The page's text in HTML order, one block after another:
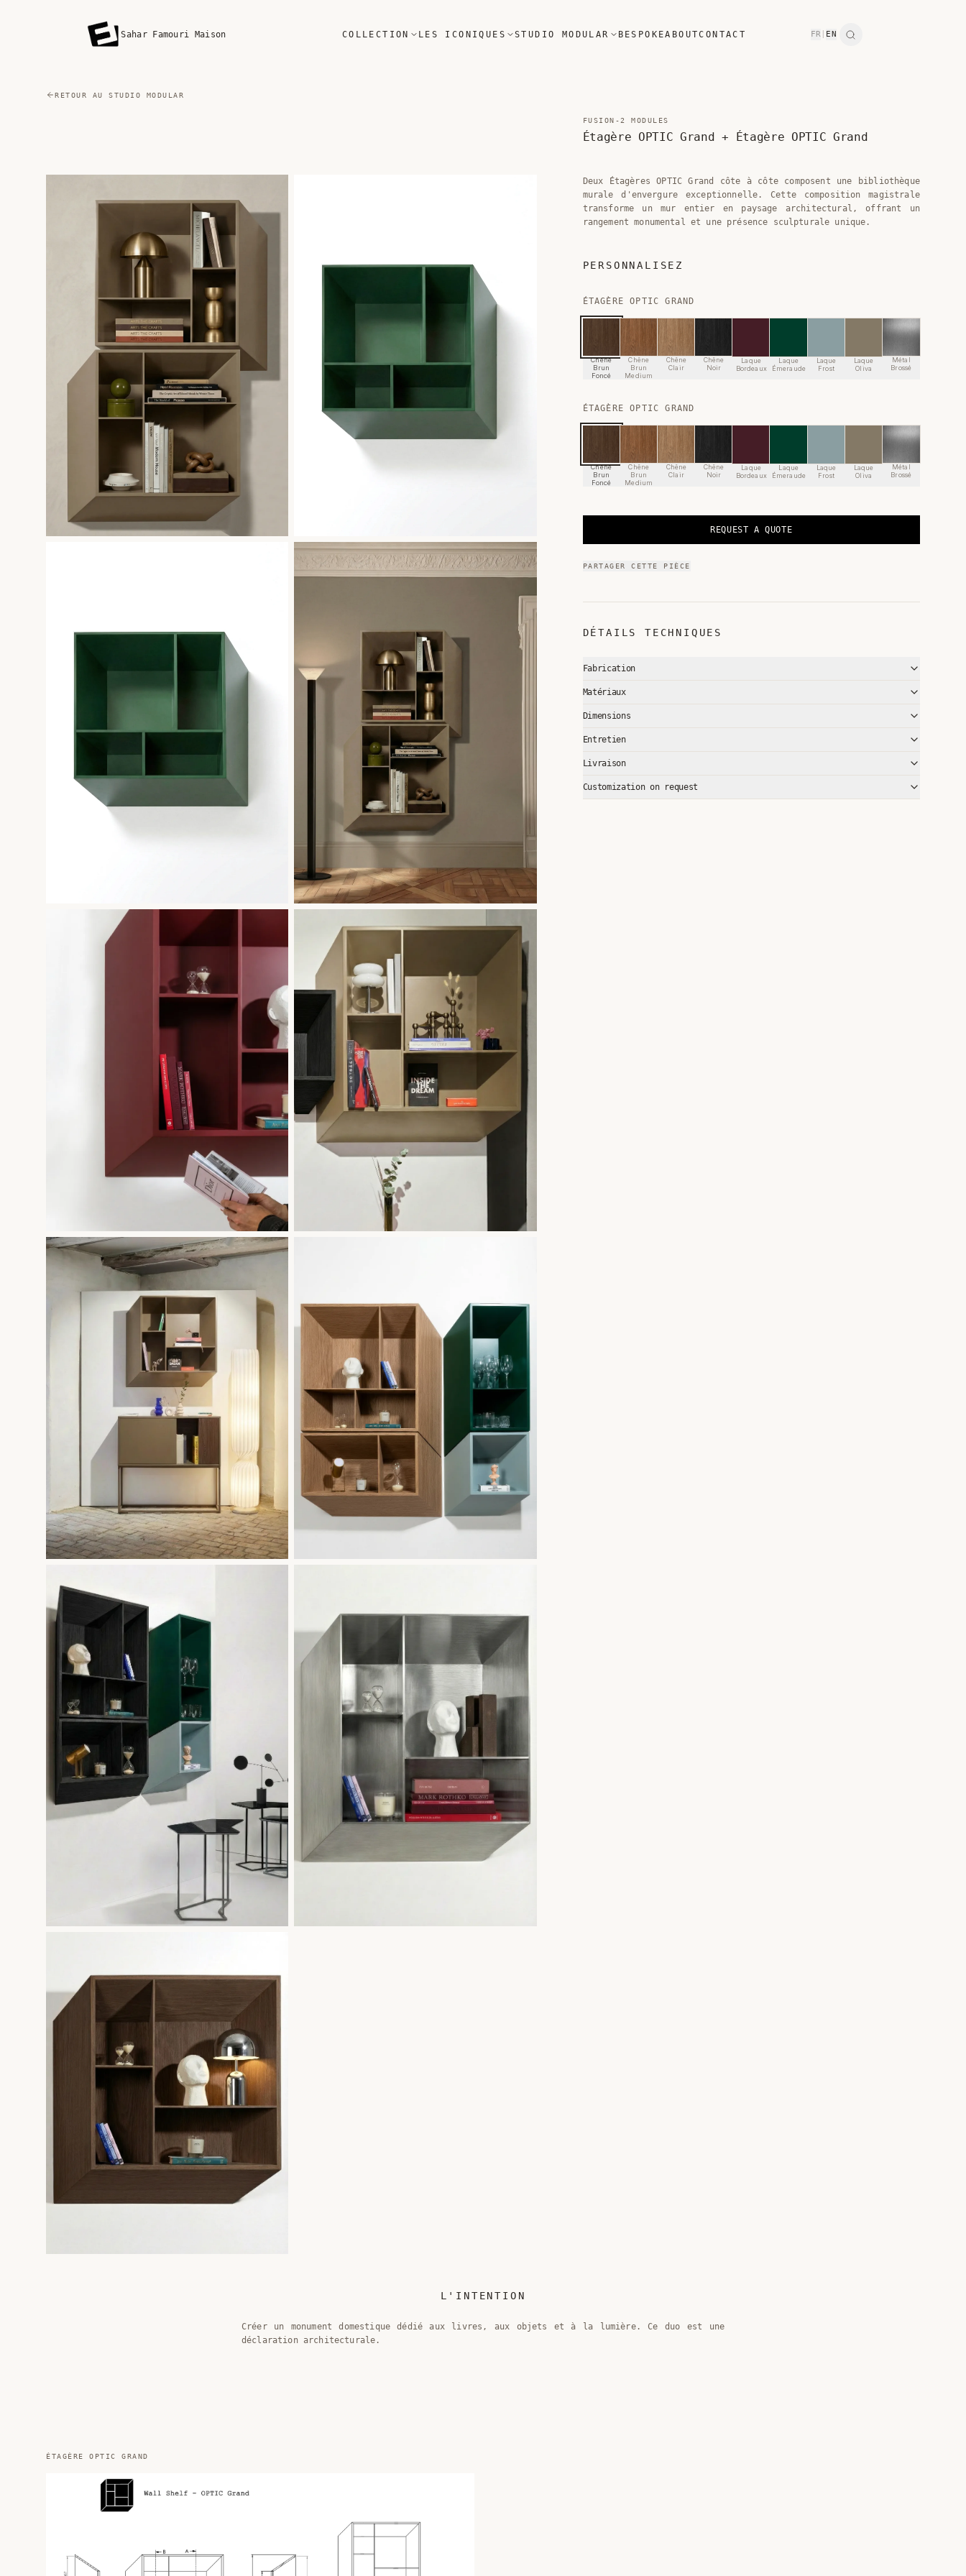
Sahar Famouri Maison COLLECTION LES ICONIQUES STUDIO MODULAR BESPOKEABOUTCONTACT FR EN
Search
RETOUR AU STUDIO MODULAR
FUSION-2 MODULES
Étagère OPTIC Grand + Étagère OPTIC Grand
Deux Étagères OPTIC Grand côte à côte composent une bibliothèque
murale d'envergure exceptionnelle. Cette composition magistrale
transforme un mur entier en paysage architectural, offrant un
rangement monumental et une présence sculpturale unique.
PERSONNALISEZ
ÉTAGÈRE OPTIC GRAND
Chêne
Brun
Foncé
Chêne
Brun
Medium
Chêne
Clair
Chêne
Noir
Laque
Bordeaux
Laque
Émeraude
Laque
Frost
Laque
Oliva
Métal
Brossé
ÉTAGÈRE OPTIC GRAND
Chêne
Brun
Foncé
Chêne
Brun
Medium
Chêne
Clair
Chêne
Noir
Laque
Bordeaux
Laque
Émeraude
Laque
Frost
Laque
Oliva
Métal
Brossé
REQUEST A QUOTE
PARTAGER CETTE PIÈCE
DÉTAILS TECHNIQUES
Fabrication
Matériaux
Dimensions
Entretien
Livraison
Customization on request
L'INTENTION
Créer un monument domestique dédié aux livres, aux objets et à la lumière. Ce duo est une
déclaration architecturale.
ÉTAGÈRE OPTIC GRAND